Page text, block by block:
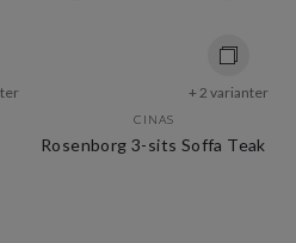
+ 2 varianter
CINAS
Rosenborg 3-sits Soffa Teak